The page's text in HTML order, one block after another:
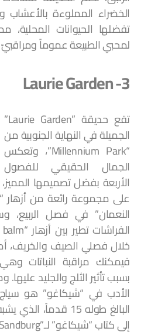
الخضراء المملوءة بالأعشاب
تفضلها الحيوانات المحلية،
لمحبي الطبيعة عموماً
3- Laurie Garden
تقع حديقة ”Laurie Garden”
الجميلة في النهاية الجنوبية من
“Millennium Park”، وتعكس
الجمال الحقيقي للفصول
الأربعة بفضل تصميمها
على مجموعة رائعة من أزهار
النعمان” في فصل الربيع،
خلال فصلي الصيف والخريف،
فيمكنك مراقبة النباتات
بسبب تأثير الثلج والجليد
الأدب في “شيكاغو” هو سياج
البالغ طوله 15 قدماً،
إلى كتاب “شيكاغو” لـ”Carl Sandburg”.